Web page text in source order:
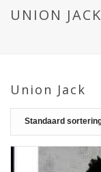
UNION JACK
Union Jack